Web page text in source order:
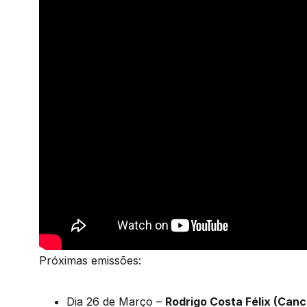
Próximas emissões:
Dia 26 de Março – Rodrigo Costa Félix